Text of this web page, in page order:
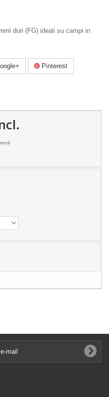
duri (FG) ideali su campi in
Pinterest